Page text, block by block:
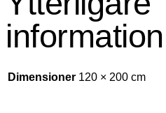
information
Dimensioner 120 × 200 cm